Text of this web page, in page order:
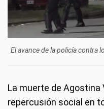
El avance de la policía contra
La muerte de Agostina
repercusión social en